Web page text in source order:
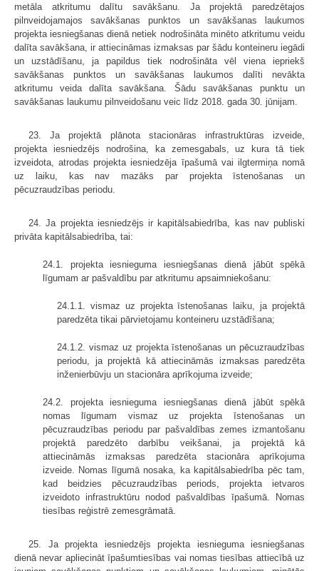
metāla atkritumu dalītu savākšanu. Ja projektā paredzētajos
pilnveidojamajos savākšanas punktos un savākšanas laukumos
projekta iesniegšanas dienā netiek nodrošināta minēto atkritumu veidu
dalīta savākšana, ir attiecināmas izmaksas par šādu konteineru iegādi
un uzstādīšanu, ja papildus tiek nodrošināta vēl viena iepriekš
savākšanas punktos un savākšanas laukumos dalīti nevākta
atkritumu veida dalīta savākšana. Šādu savākšanas punktu un
savākšanas laukumu pilnveidošanu veic līdz 2018. gada 30. jūnijam.
23. Ja projektā plānota stacionāras infrastruktūras izveide,
projekta iesniedzējs nodrošina, ka zemesgabals, uz kura tā tiek
izveidota, atrodas projekta iesniedzēja īpašumā vai ilgtermiņa nomā
uz laiku, kas nav mazāks par projekta īstenošanas un
pēcuzraudzības periodu.
24. Ja projekta iesniedzējs ir kapitālsabiedrība, kas nav publiski
privāta kapitālsabiedrība, tai:
24.1. projekta iesnieguma iesniegšanas dienā jābūt spēkā
līgumam ar pašvaldību par atkritumu apsaimniekošanu:
24.1.1. vismaz uz projekta īstenošanas laiku, ja projektā
paredzēta tikai pārvietojamu konteineru uzstādīšana;
24.1.2. vismaz uz projekta īstenošanas un pēcuzraudzības
periodu, ja projektā kā attiecināmās izmaksas paredzēta
inženierbūvju un stacionāra aprīkojuma izveide;
24.2. projekta iesnieguma iesniegšanas dienā jābūt spēkā
nomas līgumam vismaz uz projekta īstenošanas un
pēcuzraudzības periodu par pašvaldības zemes izmantošanu
projektā paredzēto darbību veikšanai, ja projektā kā
attiecināmās izmaksas paredzēta stacionāra aprīkojuma
izveide. Nomas līgumā nosaka, ka kapitālsabiedrība pēc tam,
kad beidzies pēcuzraudzības periods, projekta ietvaros
izveidoto infrastruktūru nodod pašvaldības īpašumā. Nomas
tiesības reģistrē zemesgrāmatā.
25. Ja projekta iesniedzējs projekta iesnieguma iesniegšanas
dienā nevar apliecināt īpašumtiesības vai nomas tiesības attiecībā uz